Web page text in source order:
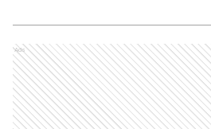
Ads